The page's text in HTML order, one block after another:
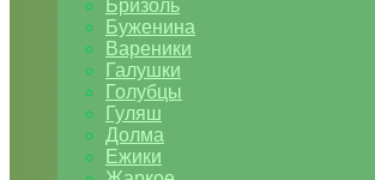
Бризоль
Буженина
Вареники
Галушки
Голубцы
Гуляш
Долма
Ежики